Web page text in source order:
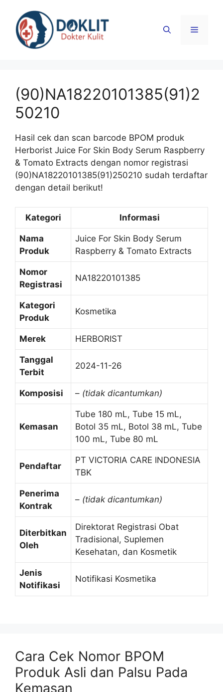
Menu
(90)NA18220101385(91)2
50210
Hasil cek dan scan barcode BPOM produk
Herborist Juice For Skin Body Serum Raspberry
& Tomato Extracts dengan nomor registrasi
(90)NA18220101385(91)250210 sudah terdaftar
dengan detail berikut!
Kategori Informasi
Nama
Produk
Juice For Skin Body Serum
Raspberry & Tomato Extracts
Nomor
Registrasi
NA18220101385
Kategori
Produk
Kosmetika
Merek HERBORIST
Tanggal
Terbit
2024-11-26
Komposisi – (tidak dicantumkan)
Kemasan
Tube 180 mL, Tube 15 mL,
Botol 35 mL, Botol 38 mL, Tube
100 mL, Tube 80 mL
Pendaftar
PT VICTORIA CARE INDONESIA
TBK
Penerima
Kontrak
– (tidak dicantumkan)
Diterbitkan
Oleh
Direktorat Registrasi Obat
Tradisional, Suplemen
Kesehatan, dan Kosmetik
Jenis
Notifikasi
Notifikasi Kosmetika
Cara Cek Nomor BPOM
Produk Asli dan Palsu Pada
Kemasan